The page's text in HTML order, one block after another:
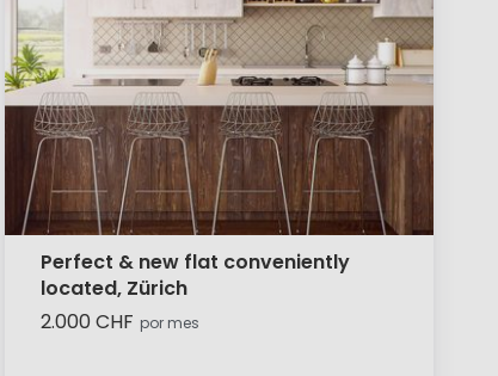
Perfect & new flat conveniently
located, Zürich
2.000 CHF por mes